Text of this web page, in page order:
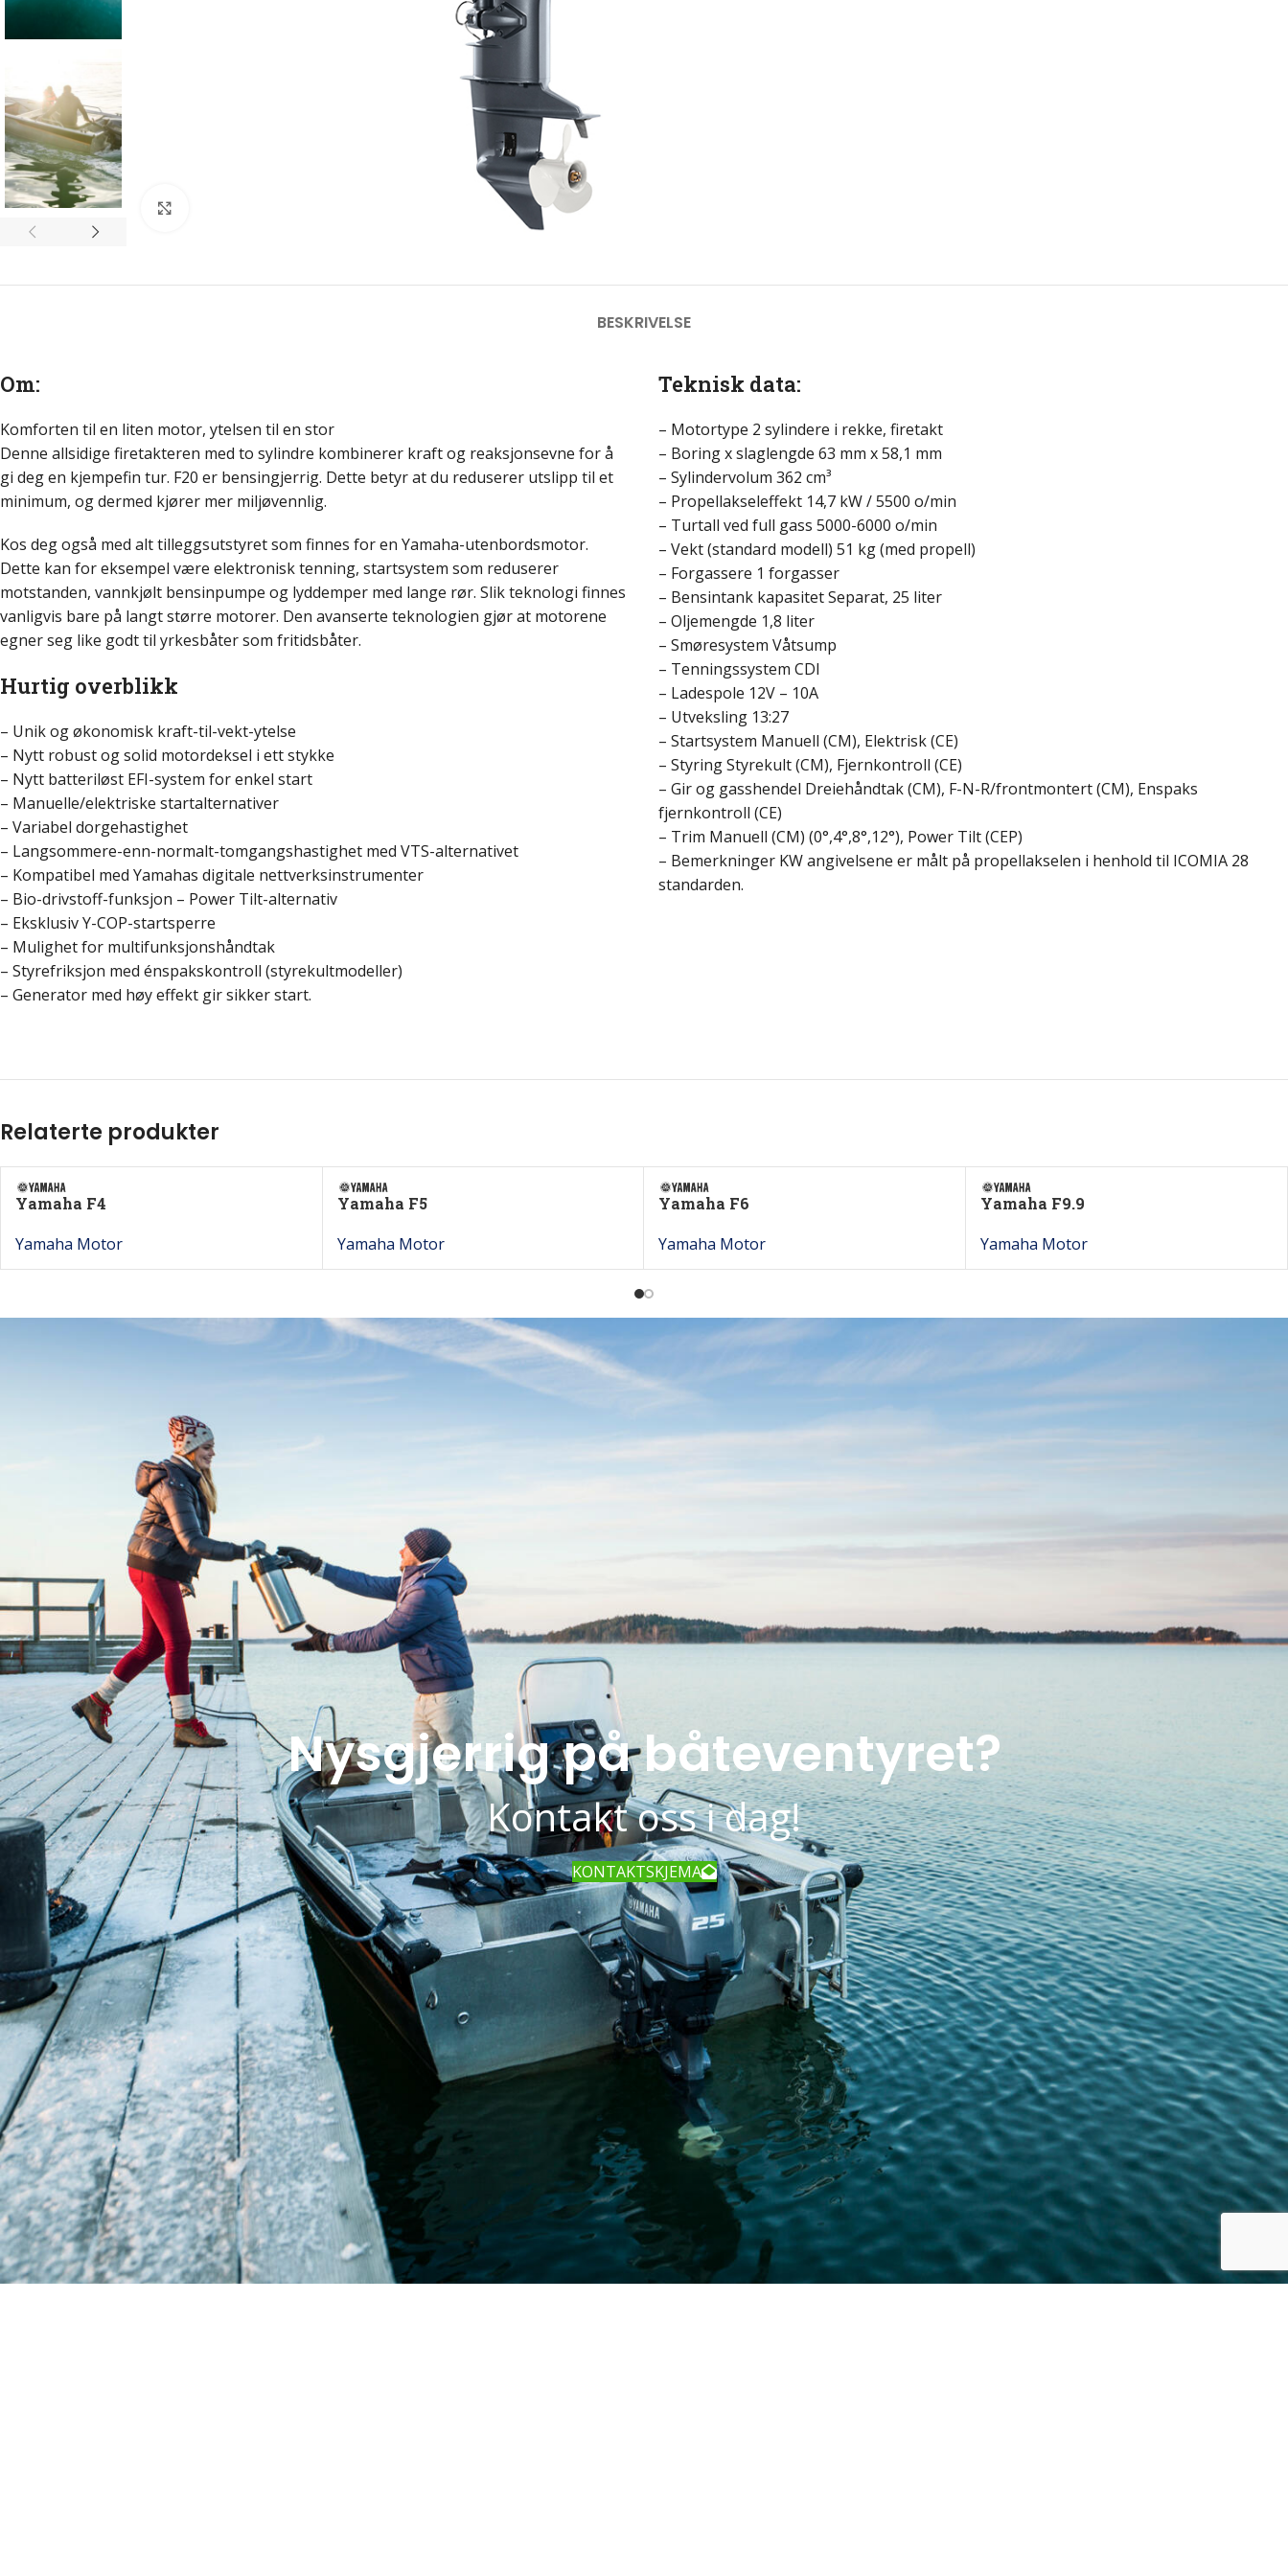
BESKRIVELSE
Om:
Komforten til en liten motor, ytelsen til en stor
Denne allsidige firetakteren med to sylindre kombinerer kraft og reaksjonsevne for å
gi deg en kjempefin tur. F20 er bensingjerrig. Dette betyr at du reduserer utslipp til et
minimum, og dermed kjører mer miljøvennlig.
Kos deg også med alt tilleggsutstyret som finnes for en Yamaha-utenbordsmotor.
Dette kan for eksempel være elektronisk tenning, startsystem som reduserer
motstanden, vannkjølt bensinpumpe og lyddemper med lange rør. Slik teknologi finnes
vanligvis bare på langt større motorer. Den avanserte teknologien gjør at motorene
egner seg like godt til yrkesbåter som fritidsbåter.
Hurtig overblikk
– Unik og økonomisk kraft-til-vekt-ytelse
– Nytt robust og solid motordeksel i ett stykke
– Nytt batteriløst EFI-system for enkel start
– Manuelle/elektriske startalternativer
– Variabel dorgehastighet
– Langsommere-enn-normalt-tomgangshastighet med VTS-alternativet
– Kompatibel med Yamahas digitale nettverksinstrumenter
– Bio-drivstoff-funksjon – Power Tilt-alternativ
– Eksklusiv Y-COP-startsperre
– Mulighet for multifunksjonshåndtak
– Styrefriksjon med énspakskontroll (styrekultmodeller)
– Generator med høy effekt gir sikker start.
Teknisk data:
– Motortype 2 sylindere i rekke, firetakt
– Boring x slaglengde 63 mm x 58,1 mm
– Sylindervolum 362 cm³
– Propellakseleffekt 14,7 kW / 5500 o/min
– Turtall ved full gass 5000-6000 o/min
– Vekt (standard modell) 51 kg (med propell)
– Forgassere 1 forgasser
– Bensintank kapasitet Separat, 25 liter
– Oljemengde 1,8 liter
– Smøresystem Våtsump
– Tenningssystem CDI
– Ladespole 12V – 10A
– Utveksling 13:27
– Startsystem Manuell (CM), Elektrisk (CE)
– Styring Styrekult (CM), Fjernkontroll (CE)
– Gir og gasshendel Dreiehåndtak (CM), F-N-R/frontmontert (CM), Enspaks
fjernkontroll (CE)
– Trim Manuell (CM) (0°,4°,8°,12°), Power Tilt (CEP)
– Bemerkninger KW angivelsene er målt på propellakselen i henhold til ICOMIA 28
standarden.
Relaterte produkter
Yamaha F4
Yamaha Motor
Yamaha F5
Yamaha Motor
Yamaha F6
Yamaha Motor
Yamaha F9.9
Yamaha Motor
Nysgjerrig på båteventyret?
Kontakt oss i dag!
KONTAKTSKJEMA